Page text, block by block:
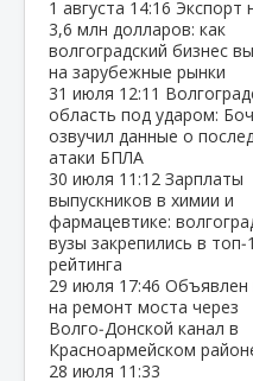
1 августа 14:16 Экспорт
3,6 млн долларов: как
волгоградский бизнес
на зарубежные рынки
31 июля 12:11
область под ударом:
озвучил данные о
атаки БПЛА
30 июля 11:12 Зарплаты
выпускников в химии и
фармацевтике:
вузы закрепились в
рейтинга
29 июля 17:46 Объявлен
на ремонт моста через
Волго‑Донской канал в
Красноармейском
28 июля 11:33